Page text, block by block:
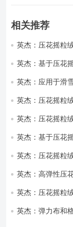
相关推荐
英杰：压花摇粒
英杰：基于压花
英杰：应用于滑
英杰：压花摇粒
英杰：压花摇粒
英杰：基于压花
英杰：压花摇粒
英杰：高弹性压
英杰：压花摇粒
英杰：弹力布和